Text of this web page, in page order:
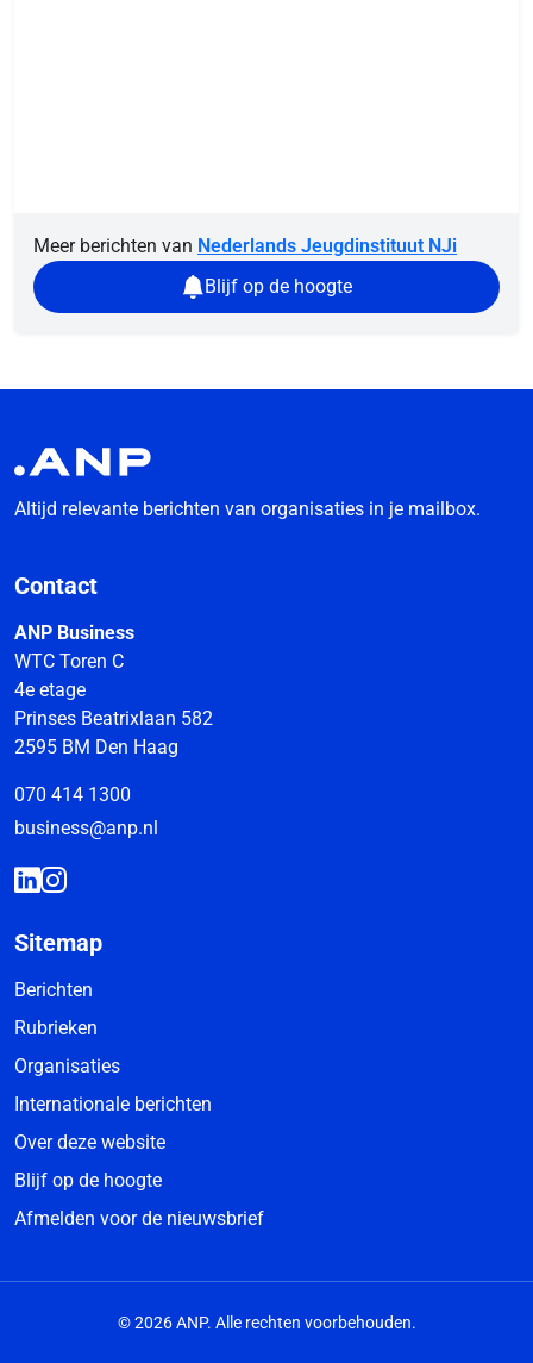
Meer berichten van Nederlands Jeugdinstituut NJi
Blijf op de hoogte
Altijd relevante berichten van organisaties in je mailbox.
Contact
ANP Business
WTC Toren C
4e etage
Prinses Beatrixlaan 582
2595 BM Den Haag
070 414 1300
business@anp.nl
Sitemap
Berichten
Rubrieken
Organisaties
Internationale berichten
Over deze website
Blijf op de hoogte
Afmelden voor de nieuwsbrief
© 2026 ANP. Alle rechten voorbehouden.